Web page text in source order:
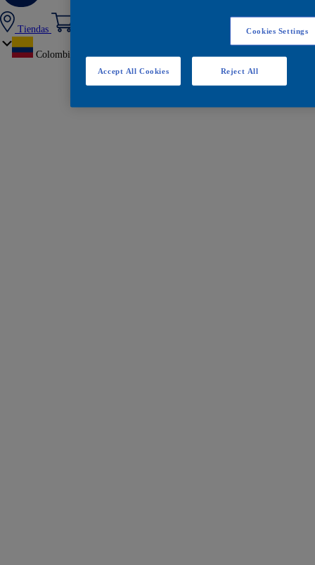
Tiendas
Colombia
Cookies Settings
Reject All
Accept All Cookies